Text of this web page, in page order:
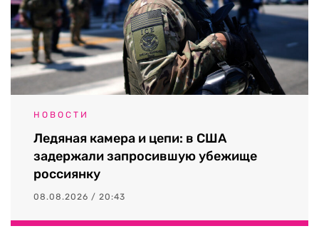
НОВОСТИ
Ледяная камера и цепи: в США
задержали запросившую убежище
россиянку
08.08.2026 / 20:43